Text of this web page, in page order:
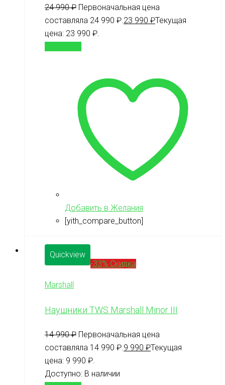
24 990₽ Первоначальная цена
составляла 24 990 ₽.23 990 ₽Текущая
цена: 23 990 ₽.
Добавить в Желания
[yith_compare_button]
Quickview
-33% Скидка
Marshall
Наушники TWS Marshall Minor III
14 990₽ Первоначальная цена
составляла 14 990 ₽.9 990 ₽Текущая
цена: 9 990 ₽.
Доступно: В наличии